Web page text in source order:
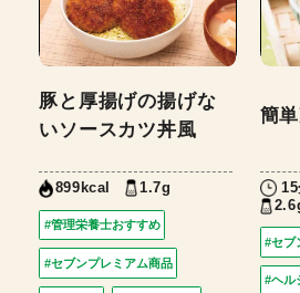
豚と厚揚げの揚げな
いソースカツ丼風
899kcal 1.7g
#管理栄養士おすすめ
#セブンプレミアム商品
簡
#セブ
#ヘル